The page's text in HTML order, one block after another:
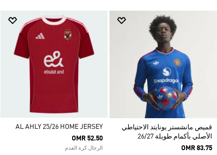
قميص مانشستر يونايتد الاحتياطي
الأصلي بأكمام طويلة 26/27
OMR 83.75
AL AHLY 25/26 HOME JERSEY
OMR 52.50
الرجال كرة القدم